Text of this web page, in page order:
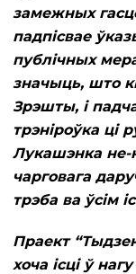
замежных
падпісвае
публічных
значыць, што
Зрэшты, і
трэніроўка ці
Лукашэнка не-
чарговага
трэба ва ўсім
Праект
хоча ісці ў